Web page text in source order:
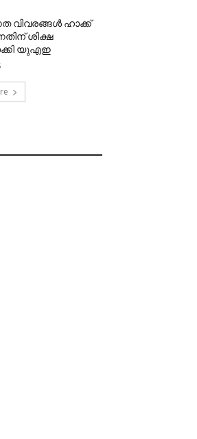
വിവരങ്ങള്‍ ഹാക്ക്
ശിക്ഷ
യുഎഇ